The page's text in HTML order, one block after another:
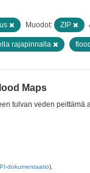
Muodot: ZIP
rajapinnalla flood
Maps
tulvan veden
dokumentaatio).